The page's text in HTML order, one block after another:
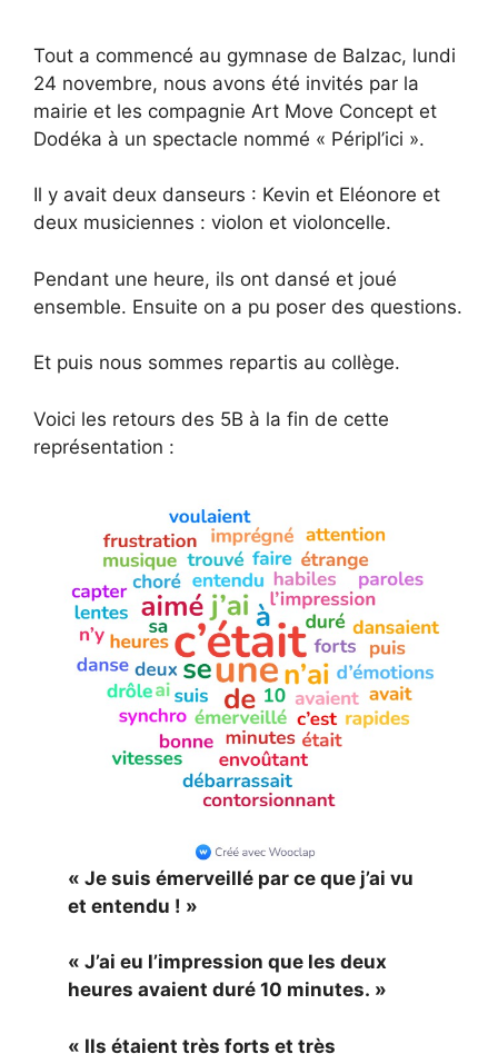
Tout a commencé au gymnase de Balzac, lundi
24 novembre, nous avons été invités par la
mairie et les compagnie Art Move Concept et
Dodéka à un spectacle nommé « Péripl’ici ».
Il y avait deux danseurs : Kevin et Eléonore et
deux musiciennes : violon et violoncelle.
Pendant une heure, ils ont dansé et joué
ensemble. Ensuite on a pu poser des questions.
Et puis nous sommes repartis au collège.
Voici les retours des 5B à la fin de cette
représentation :
« Je suis émerveillé par ce que j’ai vu
et entendu ! »
« J’ai eu l’impression que les deux
heures avaient duré 10 minutes. »
« Ils étaient très forts et très